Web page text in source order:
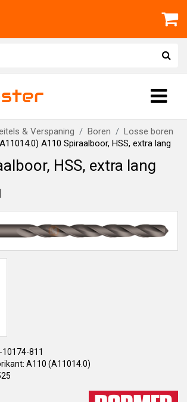
& Verspaning Boren
Losse boren
A110 Spiraalboor, HSS, extra lang
HSS, extra lang
811
A110 (A11014.0)